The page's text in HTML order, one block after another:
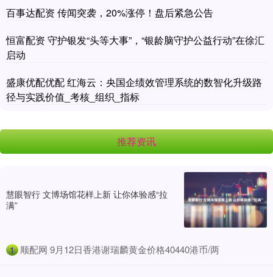
百事达配资 传闻突袭，20%涨停！盘后紧急公告
恒富配资 守护银发“头等大事”，“银龄脑守护公益行动”在徐汇
启动
盛康优配优配 红海云：央国企绩效管理系统的数智化升级路
径与实践价值_考核_组织_指标
推荐资讯
慧眼智行 文博场馆花样上新 让你体验感“拉
满”
1 ​顺配网 9月12日香港谢瑞麟黄金价格40440港币/两